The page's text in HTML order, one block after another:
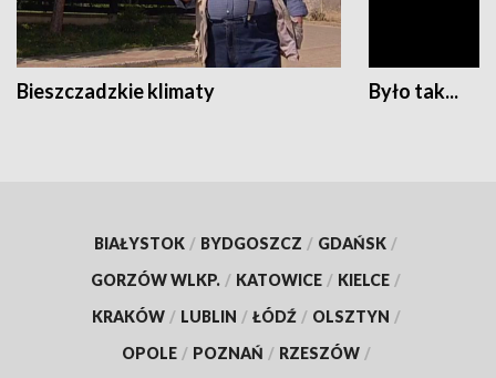
Bieszczadzkie klimaty Było tak...
BIAŁYSTOK / BYDGOSZCZ / GDAŃSK /
GORZÓW WLKP. / KATOWICE / KIELCE /
KRAKÓW / LUBLIN / ŁÓDŹ / OLSZTYN /
OPOLE / POZNAŃ / RZESZÓW /